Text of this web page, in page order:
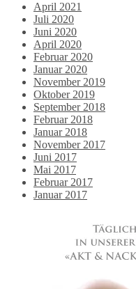
April 2021
Juli 2020
Juni 2020
April 2020
Februar 2020
Januar 2020
November 2019
Oktober 2019
September 2018
Februar 2018
Januar 2018
November 2017
Juni 2017
Mai 2017
Februar 2017
Januar 2017